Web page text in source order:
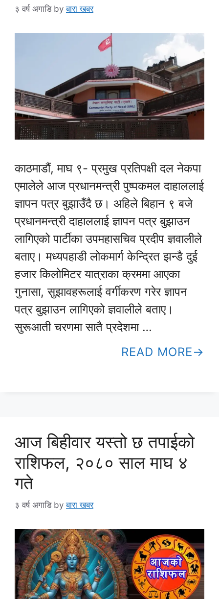
३ वर्ष अगाडि byबारा खबर
काठमाडौं, माघ ९- प्रमुख प्रतिपक्षी दल नेकपा
एमालेले आज प्रधानमन्त्री पुष्पकमल दाहाललाई
ज्ञापन पत्र बुझाउँदै छ। अहिले बिहान ९ बजे
प्रधानमन्त्री दाहाललाई ज्ञापन पत्र बुझाउन
लागिएको पार्टीका उपमहासचिव प्रदीप ज्ञवालीले
बताए। मध्यपहाडी लोकमार्ग केन्द्रित झन्डै दुई
हजार किलोमिटर यात्राका क्रममा आएका
गुनासा, सुझावहरूलाई वर्गीकरण गरेर ज्ञापन
पत्र बुझाउन लागिएको ज्ञवालीले बताए।
सुरूआती चरणमा सातै प्रदेशमा …
READ MORE
आज बिहीवार यस्तो छ तपाईको
राशिफल, २०८० साल माघ ४
गते
३ वर्ष अगाडि byबारा खबर